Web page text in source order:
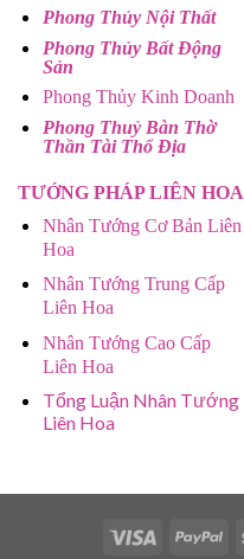
Phong Thủy Nội Thất
Phong Thủy Bất Động
Sản
Phong Thủy Kinh Doanh
Phong Thuỷ Bàn Thờ
Thần Tài Thổ Địa
TƯỚNG PHÁP LIÊN HOA
Nhân Tướng Cơ Bản Liên
Hoa
Nhân Tướng Trung Cấp
Liên Hoa
Nhân Tướng Cao Cấp
Liên Hoa
Tổng Luận Nhân Tướng
Liên Hoa